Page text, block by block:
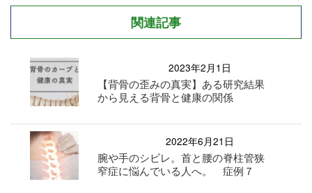
関連記事
2023年2月1日
【背骨の歪みの真実】ある研究結果
から見える背骨と健康の関係
2022年6月21日
腕や手のシビレ。首と腰の脊柱管狭
窄症に悩んでいる人へ。 症例７